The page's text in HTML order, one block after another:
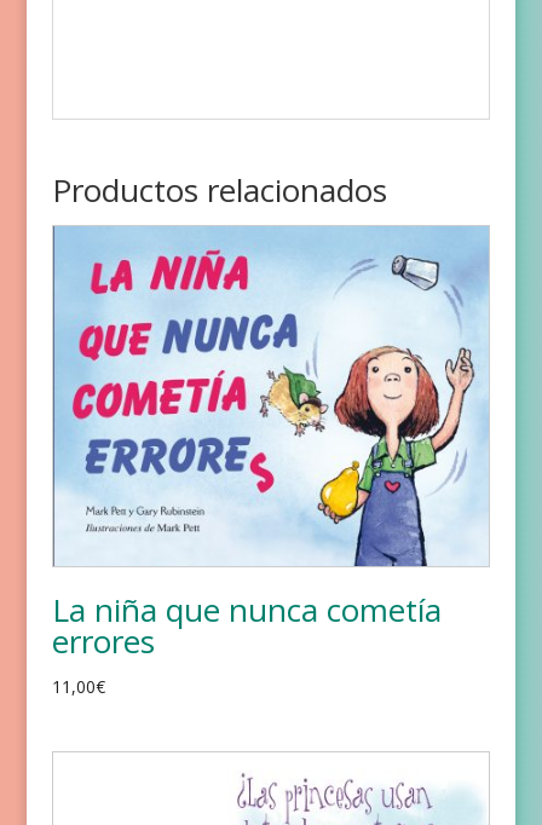
Productos relacionados
La niña que nunca cometía
errores
11,00€